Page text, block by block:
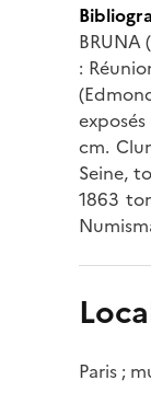
BRUNA
:
cm.
Seine,
1863
Paris ;